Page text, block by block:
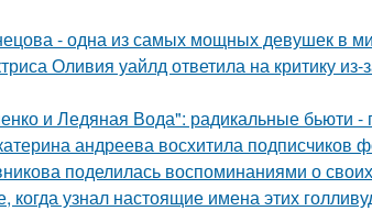
- одна из самых мощных девушек в
Оливия уайлд ответила на критику
и Ледяная Вода": радикальные бьюти -
андреева восхитила подписчиков
поделилась воспоминаниями о
узнал настоящие имена этих